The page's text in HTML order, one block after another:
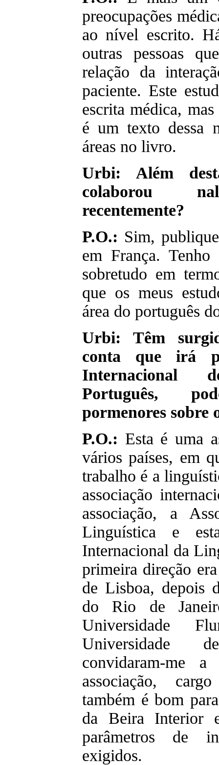
preocupações
ao nível escrito.
outras pessoas
relação da
paciente. Este
escrita médica,
é um texto dessa
áreas no livro.
Urbi: Além
colaborou
recentemente?
P.O.: Sim,
em França. Tenho
sobretudo em
que os meus
área do português
Urbi: Têm
conta que irá
Internacional
Português,
pormenores sobre
P.O.: Esta é uma
vários países, em
trabalho é a
associação
associação, a
Linguística e
Internacional da
primeira direção
de Lisboa, depois
do Rio de
Universidade
Universidade
convidaram-me
associação,
também é bom
da Beira Interior
parâmetros de
exigidos.